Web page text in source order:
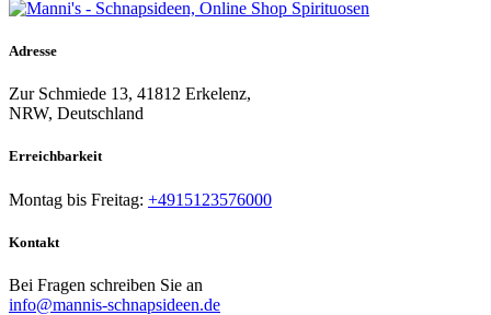
Adresse
Zur Schmiede 13, 41812 Erkelenz,
NRW, Deutschland
Erreichbarkeit​
Montag bis Freitag: +4915123576000
Kontakt
Bei Fragen schreiben Sie an
info@mannis-schnapsideen.de